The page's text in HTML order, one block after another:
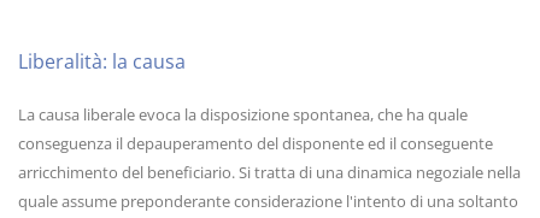
Liberalità: la causa
La causa liberale evoca la disposizione spontanea, che ha quale
conseguenza il depauperamento del disponente ed il conseguente
arricchimento del beneficiario. Si tratta di una dinamica negoziale nella
quale assume preponderante considerazione l'intento di una soltanto